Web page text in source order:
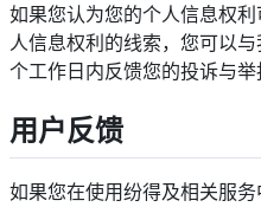
如果您认为您的个人信息权
人信息权利的线索，您可以
个工作日内反馈您的投诉与举
用户反馈
如果您在使用纷得及相关服